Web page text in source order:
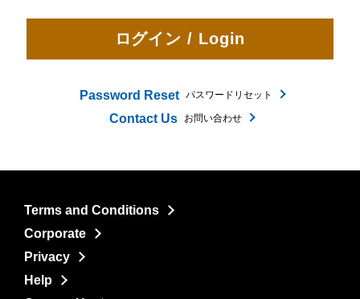
Password Reset パスワードリセット
Contact Us お問い合わせ
Terms and Conditions
Corporate
Privacy
Help